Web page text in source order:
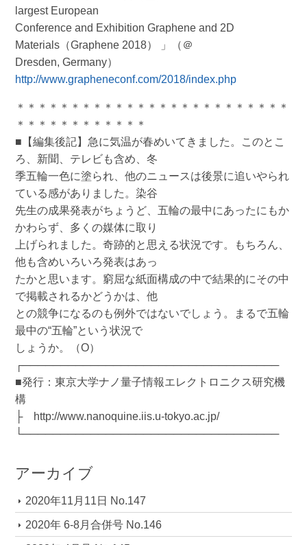
largest European
Conference and Exhibition Graphene and 2D
Materials（Graphene 2018） 」（＠
Dresden, Germany）
http://www.grapheneconf.com/2018/index.php
＊＊＊＊＊＊＊＊＊＊＊＊＊＊＊＊＊＊＊＊＊＊＊＊＊
＊＊＊＊＊＊＊＊＊＊＊＊
■【編集後記】急に気温が春めいてきました。このとこ
ろ、新聞、テレビも含め、冬
季五輪一色に塗られ、他のニュースは後景に追いやられ
ている感がありました。染谷
先生の成果発表がちょうど、五輪の最中にあったにもか
かわらず、多くの媒体に取り
上げられました。奇跡的と思える状況です。もちろん、
他も含めいろいろ発表はあっ
たかと思います。窮屈な紙面構成の中で結果的にその中
で掲載されるかどうかは、他
との競争になるのも例外ではないでしょう。まるで五輪
最中の“五輪”という状況で
しょうか。（O）
┌──────────────────────────────────
■発行：東京大学ナノ量子情報エレクトロニクス研究機
構
├ http://www.nanoquine.iis.u-tokyo.ac.jp/
└──────────────────────────────────
アーカイブ
2020年11月11日 No.147
2020年 6-8月合併号 No.146